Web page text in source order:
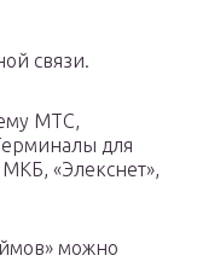
связи.
МТС,
для
«Элекснет»,
можно